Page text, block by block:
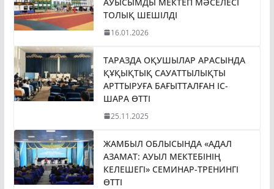
ТОЛЫҚ ШЕШІЛДІ
16.01.2026
ТАРАЗДА ОҚУШЫЛАР АРАСЫНДА
ҚҰҚЫҚТЫҚ САУАТТЫЛЫҚТЫ
АРТТЫРУҒА БАҒЫТТАЛҒАН ІС-
ШАРА ӨТТІ
25.11.2025
ЖАМБЫЛ ОБЛЫСЫНДА «АДАЛ
АЗАМАТ: АУЫЛ МЕКТЕБІНІҢ
КЕЛЕШЕГІ» СЕМИНАР-ТРЕНИНГІ
ӨТТІ